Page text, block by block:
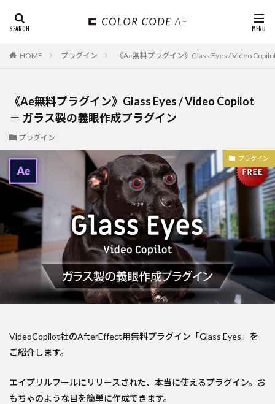
HOME プラグイン 《Ae無料プラグイン》Glass Eyes / Video
《Ae無料プラグイン》Glass Eyes / Video Copilot
－ ガラス製の義眼作成プラグイン
プラグイン
プラグイン
VideoCopilot社のAfterEffect用無料プラグイン「Glass Eyes」を
ご紹介します。
エイプリルフールにリリースされた、本当に使えるプラグイン。お
もちゃのような目を簡単に作成できます。